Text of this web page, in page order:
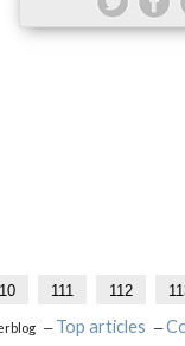
111 112
Top articles